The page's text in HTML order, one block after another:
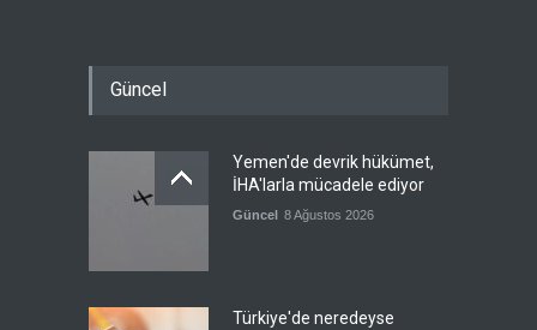
Güncel
Yemen'de devrik hükümet,
İHA'larla mücadele ediyor
Güncel 8 Ağustos 2026
Türkiye'de neredeyse